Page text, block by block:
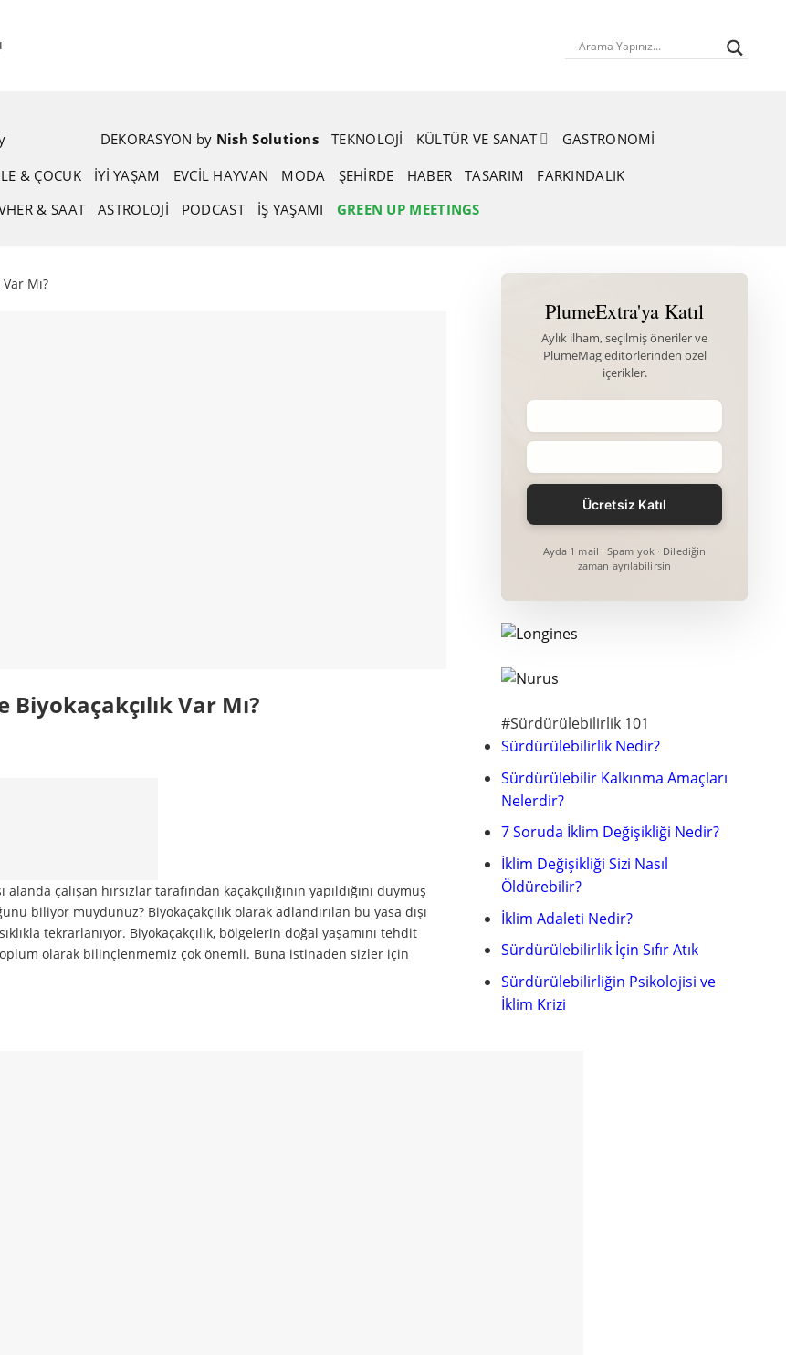
DEKORASYON by Nish Solutions TEKNOLOJI KÜLTÜR VE SANAT
GASTRONOMI
& ÇOCUK İYİ YAŞAM EVCIL HAYVAN MODA ŞEHIRDE HABER TASARIM
FARKINDALIK
& SAAT ASTROLOJI PODCAST İŞ YAŞAMI GREEN UP MEETINGS
Mı?
Var Mı?
çalışan hırsızlar tarafından kaçakçılığının yapıldığını duymuş
biliyor muydunuz? Biyokaçakçılık olarak adlandırılan bu yasa dışı
tekrarlanıyor. Biyokaçakçılık, bölgelerin doğal yaşamını tehdit
olarak bilinçlenmemiz çok önemli. Buna istinaden sizler için
PlumeExtra'ya Katıl
Aylık ilham, seçilmiş öneriler ve
PlumeMag editörlerinden özel
içerikler.
Ayda 1 mail · Spam yok · Dilediğin
zaman ayrılabilirsin
#Sürdürülebilirlik 101
Sürdürülebilirlik Nedir?
Sürdürülebilir Kalkınma Amaçları
Nelerdir?
7 Soruda İklim Değişikliği Nedir?
İklim Değişikliği Sizi Nasıl
Öldürebilir?
İklim Adaleti Nedir?
Sürdürülebilirlik İçin Sıfır Atık
Sürdürülebilirliğin Psikolojisi ve
İklim Krizi